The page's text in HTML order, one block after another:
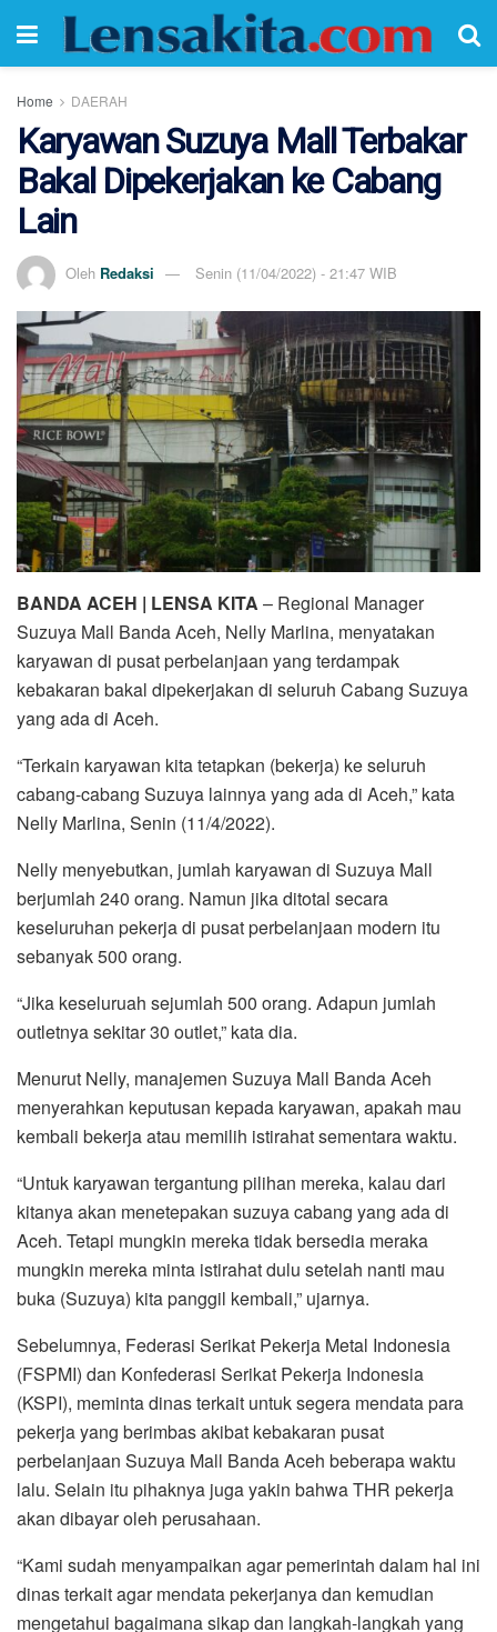
Home DAERAH
Karyawan Suzuya Mall Terbakar
Bakal Dipekerjakan ke Cabang
Lain
Oleh Redaksi Senin (11/04/2022) - 21:47 WIB
BANDA ACEH | LENSA KITA – Regional Manager
Suzuya Mall Banda Aceh, Nelly Marlina, menyatakan
karyawan di pusat perbelanjaan yang terdampak
kebakaran bakal dipekerjakan di seluruh Cabang Suzuya
yang ada di Aceh.
“Terkain karyawan kita tetapkan (bekerja) ke seluruh
cabang-cabang Suzuya lainnya yang ada di Aceh,” kata
Nelly Marlina, Senin (11/4/2022).
Nelly menyebutkan, jumlah karyawan di Suzuya Mall
berjumlah 240 orang. Namun jika ditotal secara
keseluruhan pekerja di pusat perbelanjaan modern itu
sebanyak 500 orang.
“Jika keseluruah sejumlah 500 orang. Adapun jumlah
outletnya sekitar 30 outlet,” kata dia.
Menurut Nelly, manajemen Suzuya Mall Banda Aceh
menyerahkan keputusan kepada karyawan, apakah mau
kembali bekerja atau memilih istirahat sementara waktu.
“Untuk karyawan tergantung pilihan mereka, kalau dari
kitanya akan menetepakan suzuya cabang yang ada di
Aceh. Tetapi mungkin mereka tidak bersedia meraka
mungkin mereka minta istirahat dulu setelah nanti mau
buka (Suzuya) kita panggil kembali,” ujarnya.
Sebelumnya, Federasi Serikat Pekerja Metal Indonesia
(FSPMI) dan Konfederasi Serikat Pekerja Indonesia
(KSPI), meminta dinas terkait untuk segera mendata para
pekerja yang berimbas akibat kebakaran pusat
perbelanjaan Suzuya Mall Banda Aceh beberapa waktu
lalu. Selain itu pihaknya juga yakin bahwa THR pekerja
akan dibayar oleh perusahaan.
“Kami sudah menyampaikan agar pemerintah dalam hal ini
dinas terkait agar mendata pekerjanya dan kemudian
mengetahui bagaimana sikap dan langkah-langkah yang